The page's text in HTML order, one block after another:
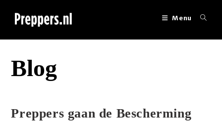
Menu
Blog
Preppers gaan de Bescherming